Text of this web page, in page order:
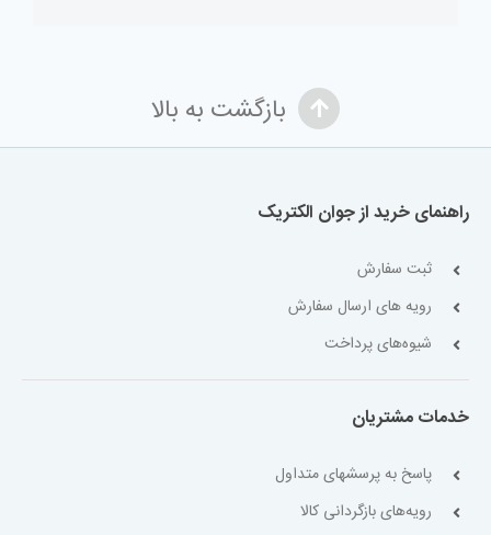
بازگشت به بالا
راهنمای خرید از جوان الکتریک
ثبت سفارش
رویه های ارسال سفارش
شیوه‌های پرداخت
خدمات مشتریان
پاسخ به پرسشهای متداول
رویه‌های بازگردانی کالا